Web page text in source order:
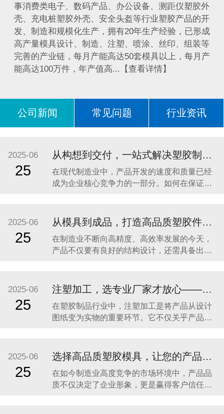
事消费类电子、数码产品、办公设备、测距仪塑胶外
壳、充电桩塑胶外壳、安全头盔等行业塑胶产品的开
发、制造和规模化生产，拥有20年生产经验，已形成
高产量模具设计、制造、注塑、喷涂、丝印、组装等
完善的产业链，每月产能高达50套模具以上，每月产
能高达100万件，年产值高...【查看详情】
公司新闻 常见问题 行业资讯
2025-06
25
从构想到交付，一站式解决塑胶制品加工难题 —— 东莞市亿森精密模具有限公司助力企业高效开发高品质产品
在现代制造业中，产品开发的速度和质量已经
成为企业核心竞争力的一部分。如何在保证品
团队关注的重点。尤其是在塑胶制品领域，从
构想到模具设计、注塑成型，再到表面处理、
包装出货，涉及多个环节、多个工艺，如果分
包给不同供应商，
2025-06
25
从模具到成品，打造高品质塑胶件的一站式解决方案
在制造业不断向高精度、高效率发展的今天，
产品不仅要有良好的结构设计，还需具备出色
品质的塑胶制品都离不开三大关键环节：精密
模具制造、注塑成型加工、表面处理（喷油丝
印）。 东莞市亿森精密模具有限公司深耕行业
21年，专注
2025-06
25
注塑加工，选专业厂家才放心——东莞市亿森精密模具有限公司助力高品质塑胶产品制造
在塑胶制品行业中，注塑加工是将产品从设计
图纸变为实物的重要环节。它不仅关乎产品外
需要高品质、高一致性、高效率交付的客户而
言，选择一家具备专业实力的注塑加工厂家至
关重要。 东莞市亿森精密模具有限公司
（Dongguan
2025-06
25
选择高品质塑胶模具，让您的产品从“模”开始领先一步！
在如今制造业高度竞争的市场环境中，产品品
质不仅决定了企业形象，更是赢得客户信任、